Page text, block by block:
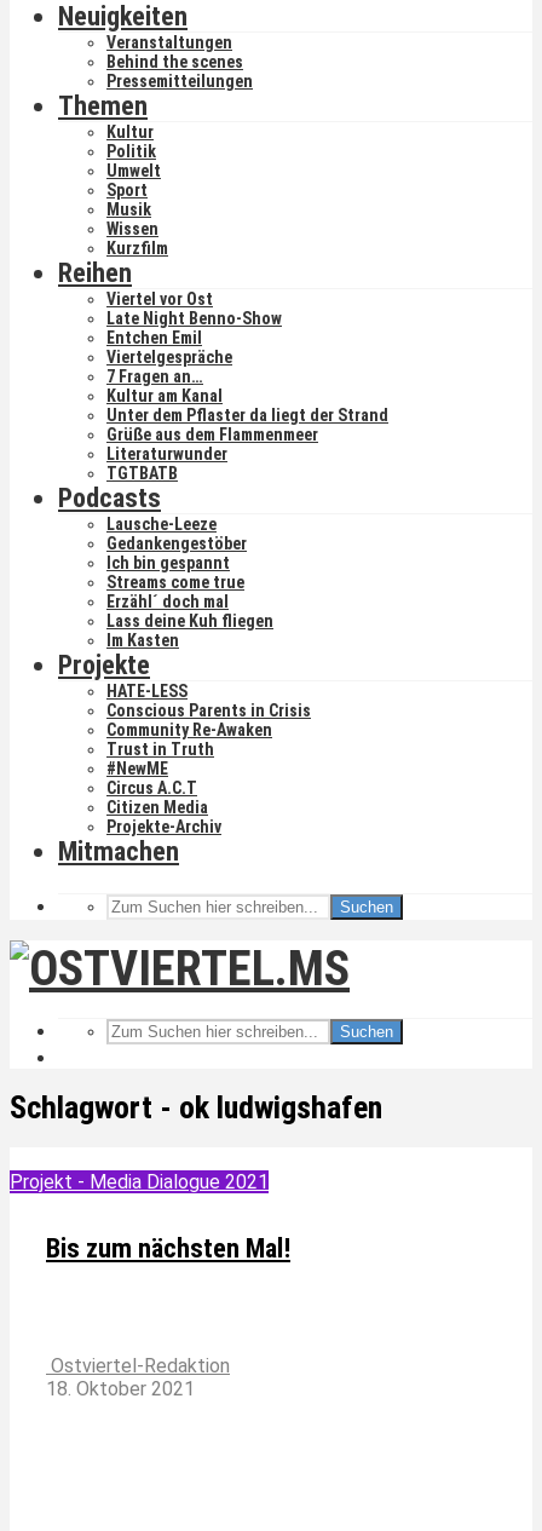
Neuigkeiten
Veranstaltungen
Behind the scenes
Pressemitteilungen
Themen
Kultur
Politik
Umwelt
Sport
Musik
Wissen
Kurzfilm
Reihen
Viertel vor Ost
Late Night Benno-Show
Entchen Emil
Viertelgespräche
7 Fragen an…
Kultur am Kanal
Unter dem Pflaster da liegt der Strand
Grüße aus dem Flammenmeer
Literaturwunder
TGTBATB
Podcasts
Lausche-Leeze
Gedankengestöber
Ich bin gespannt
Streams come true
Erzähl´ doch mal
Lass deine Kuh fliegen
Im Kasten
Projekte
HATE-LESS
Conscious Parents in Crisis
Community Re-Awaken
Trust in Truth
#NewME
Circus A.C.T
Citizen Media
Projekte-Archiv
Mitmachen
Suchen
Suchen
Schlagwort - ok ludwigshafen
Projekt - Media Dialogue 2021
Bis zum nächsten Mal!
Ostviertel-Redaktion
18. Oktober 2021